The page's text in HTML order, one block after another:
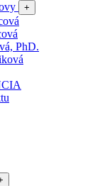
+
PhD.